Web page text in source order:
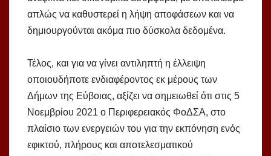
απλώς να καθυστερεί η λήψη αποφάσεων και να
δημιουργούνται ακόμα πιο δύσκολα δεδομένα.
Τέλος, και για να γίνει αντιληπτή η έλλειψη
οποιουδήποτε ενδιαφέροντος εκ μέρους των
Δήμων της Εύβοιας, αξίζει να σημειωθεί ότι στις 5
Νοεμβρίου 2021 ο Περιφερειακός ΦοΔΣΑ, στο
πλαίσιο των ενεργειών του για την εκπόνηση ενός
εφικτού, πλήρους και αποτελεσματικού